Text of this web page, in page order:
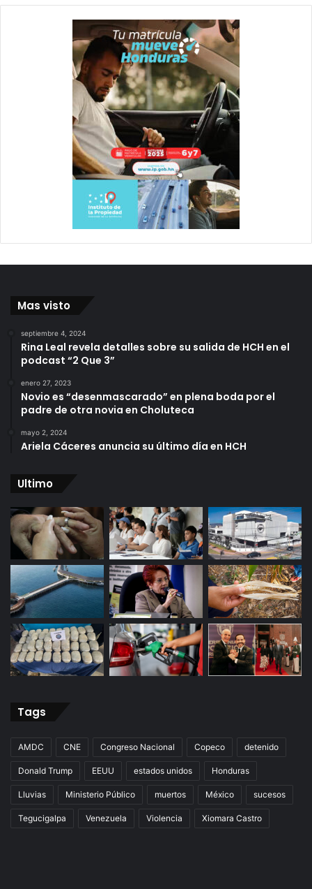
Mas visto
septiembre 4, 2024
Rina Leal revela detalles sobre su salida de HCH en el
podcast “2 Que 3”
enero 27, 2023
Novio es “desenmascarado” en plena boda por el
padre de otra novia en Choluteca
mayo 2, 2024
Ariela Cáceres anuncia su último día en HCH
Ultimo
Tags
AMDC CNE Congreso Nacional Copeco detenido
Donald Trump EEUU estados unidos Honduras
Lluvias Ministerio Público muertos México sucesos
Tegucigalpa Venezuela Violencia Xiomara Castro